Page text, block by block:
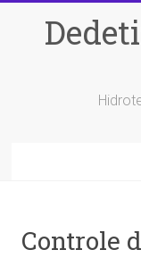
Controle